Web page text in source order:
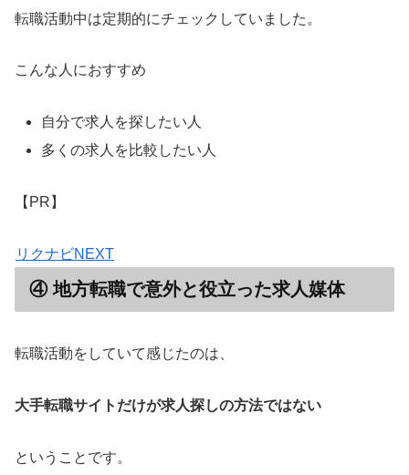
転職活動中は定期的にチェックしていました。
こんな人におすすめ
自分で求人を探したい人
多くの求人を比較したい人
【PR】
リクナビNEXT
④ 地方転職で意外と役立った求人媒体
転職活動をしていて感じたのは、
大手転職サイトだけが求人探しの方法ではない
ということです。